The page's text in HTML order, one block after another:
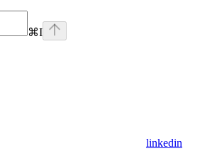
⌘I
linkedin